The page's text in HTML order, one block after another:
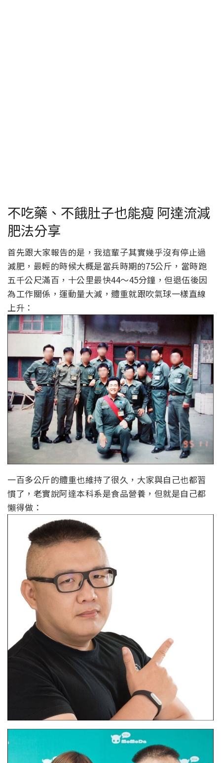
不吃藥、不餓肚子也能瘦 阿達流減
肥法分享
首先跟大家報告的是，我這輩子其實幾乎沒有停止過
減肥，最輕的時候大概是當兵時期的75公斤，當時跑
五千公尺滿百，十公里最快44～45分鐘，但退伍後因
為工作關係，運動量大減，體重就跟吹氣球一樣直線
上升：
一百多公斤的體重也維持了很久，大家與自己也都習
慣了，老實說阿達本科系是食品營養，但就是自己都
懶得做：